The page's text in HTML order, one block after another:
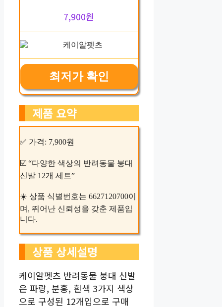
7,900원
최저가 확인
제품 요약
✅ 가격: 7,900원
☑️ “다양한 색상의 반려동물 붕대
신발 12개 세트”
☀️ 상품 식별번호는 6627120700이
며, 뛰어난 신뢰성을 갖춘 제품입
니다.
상품 상세설명
케이알펫츠 반려동물 붕대 신발
은 파랑, 분홍, 흰색 3가지 색상
으로 구성된 12개입으로 구매